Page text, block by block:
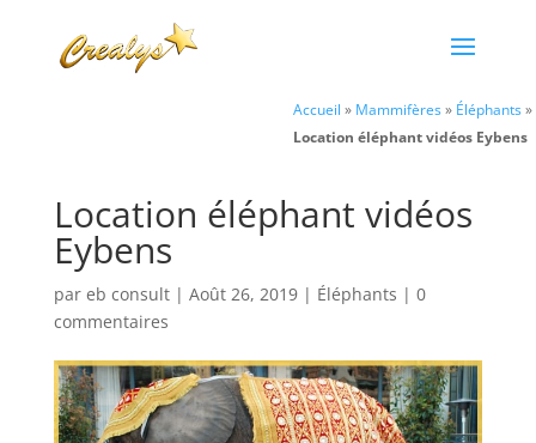
Accueil » Mammifères» Éléphants»
Location éléphant vidéos Eybens
Location éléphant vidéos
Eybens
par eb consult| Août 26, 2019| Éléphants | 0
commentaires